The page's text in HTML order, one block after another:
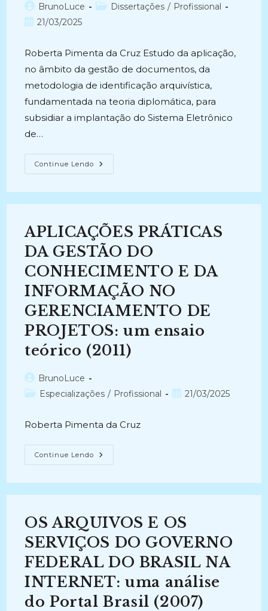
Autor
do
BrunoLuce
Categoria
Dissertações / Profissional
Post21/03/2025
Roberta Pimenta da Cruz Estudo da aplicação,
no âmbito da gestão de documentos, da
metodologia de identificação arquivística,
fundamentada na teoria diplomática, para
subsidiar a implantação do Sistema Eletrônico
de…
Continue Lendo DO
ESTUDO
AOS
Identificação
Arquivística
Como
Contribuição
Metodológica
Para
A
Implantação
Do
Sistema
Eletrônico
De
Informações
(sei)
Universidade
Federal
APLICAÇÕES PRÁTICAS
DA GESTÃO DO
CONHECIMENTO E DA
INFORMAÇÃO NO
GERENCIAMENTO DE
PROJETOS: um ensaio
teórico (2011)
Autor
do
BrunoLuce
Categoria
Especializações / Profissional
Post21/03/2025
Roberta Pimenta da Cruz
Continue Lendo APLICAÇÕES
PRÁTICAS
CONHECIMENTO
INFORMAÇÃO
NO
GERENCIAMENTO
DE
PROJETOS:
Um
Teórico
(2011)
OS ARQUIVOS E OS
SERVIÇOS DO GOVERNO
FEDERAL DO BRASIL NA
INTERNET: uma análise
do Portal Brasil (2007)